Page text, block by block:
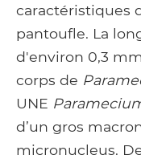
caractéristiques
pantoufle. La
d'environ 0,3
corps de
UNE
d’un gros
micronucleus.